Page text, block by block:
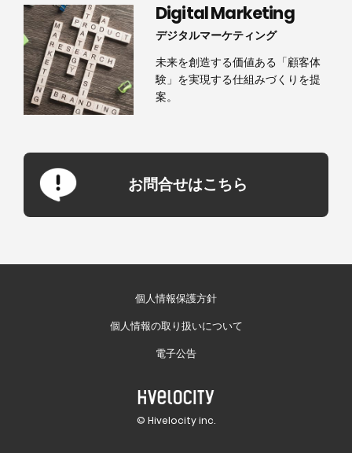
Digital Marketing
デジタルマーケティング
未来を創造する価値ある「顧客体
験」を実現する仕組みづくりを提
案。
お問合せはこちら
個人情報保護方針
個人情報の取り扱いについて
電子公告
© Hivelocity inc.